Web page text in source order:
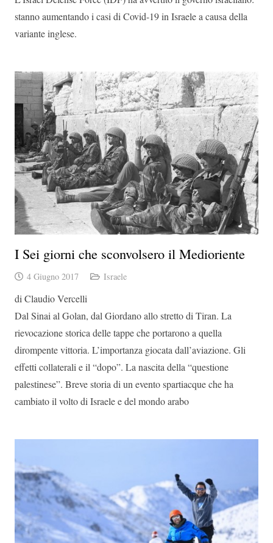
stanno aumentando i casi di Covid-19 in Israele a causa della
variante inglese.
I Sei giorni che sconvolsero il Medioriente
4 Giugno 2017 Israele
di Claudio Vercelli
Dal Sinai al Golan, dal Giordano allo stretto di Tiran. La
rievocazione storica delle tappe che portarono a quella
dirompente vittoria. L’importanza giocata dall’aviazione. Gli
effetti collaterali e il “dopo”. La nascita della “questione
palestinese”. Breve storia di un evento spartiacque che ha
cambiato il volto di Israele e del mondo arabo